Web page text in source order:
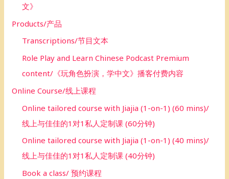
文》
Products/产品
Transcriptions/节目文本
Role Play and Learn Chinese Podcast Premium
content/《玩角色扮演，学中文》播客付费内容
Online Course/线上课程
Online tailored course with Jiajia (1-on-1) (60 mins)/
线上与佳佳的1对1私人定制课 (60分钟)
Online tailored course with Jiajia (1-on-1) (40 mins)/
线上与佳佳的1对1私人定制课 (40分钟)
Book a class/ 预约课程